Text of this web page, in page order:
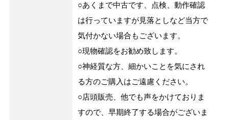
○あくまで中古です、点検、動作確認
は行っていますが見落としなど当方で
気付かない場合もございます。
○現物確認をお勧め致します。
○神経質な方、細かいことを気にされ
る方のご購入はご遠慮ください。
○店頭販売、他でも声をかけておりま
すので、早期終了する場合がございま